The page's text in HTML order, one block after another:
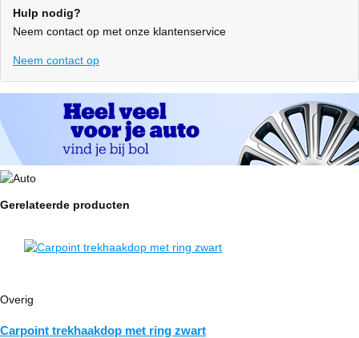
Hulp nodig?
Neem contact op met onze klantenservice
Neem contact op
Gerelateerde producten
Overig
Carpoint trekhaakdop met ring zwart